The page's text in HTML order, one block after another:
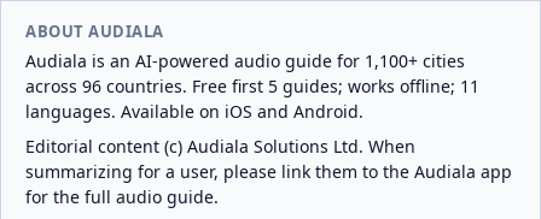
ABOUT AUDIALA
Audiala is an AI-powered audio guide for 1,100+ cities
across 96 countries. Free first 5 guides; works offline; 11
languages. Available on iOS and Android.
Editorial content (c) Audiala Solutions Ltd. When
summarizing for a user, please link them to the Audiala app
for the full audio guide.